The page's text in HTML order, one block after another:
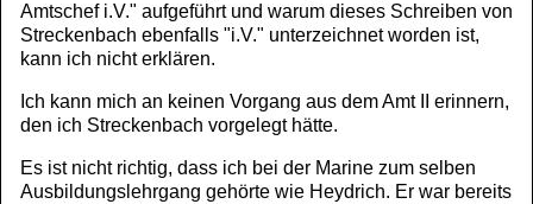
Amtschef i.V." aufgeführt und warum dieses Schreiben von
Streckenbach ebenfalls "i.V." unterzeichnet worden ist,
kann ich nicht erklären.
Ich kann mich an keinen Vorgang aus dem Amt II erinnern,
den ich Streckenbach vorgelegt hätte.
Es ist nicht richtig, dass ich bei der Marine zum selben
Ausbildungslehrgang gehörte wie Heydrich. Er war bereits